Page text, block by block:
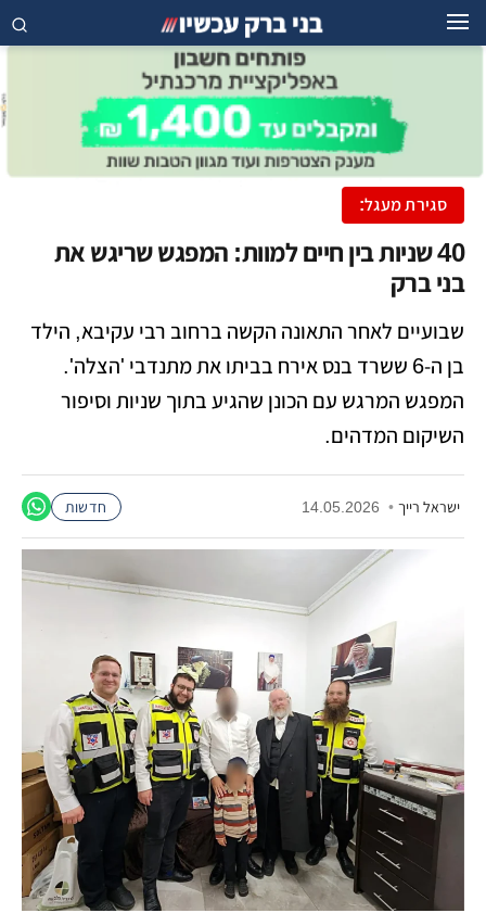
סגירת מעגל:
​40 שניות בין חיים למוות: המפגש שריגש את
בני ברק
שבועיים לאחר התאונה הקשה ברחוב רבי עקיבא, הילד
בן ה-6 ששרד בנס אירח בביתו את מתנדבי 'הצלה'.
המפגש המרגש עם הכונן שהגיע בתוך שניות וסיפור
השיקום המדהים.
ישראל רייך •
14.05.2026 חדשות